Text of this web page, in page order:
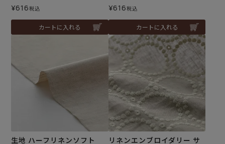
¥616税込
カートに入れる
¥616税込
カートに入れる
生地 ハーフリネンソフト
リネンエンブロイダリー サ